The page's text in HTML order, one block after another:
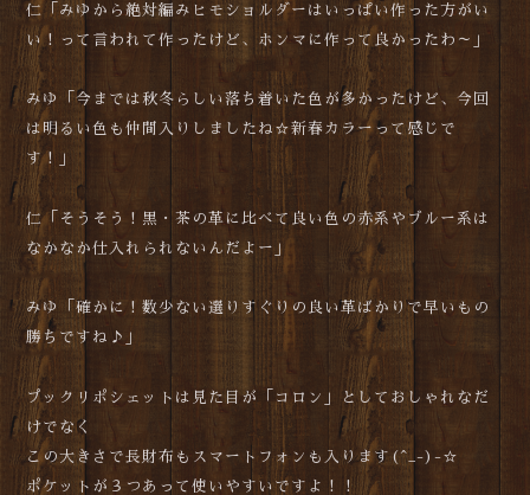
仁「みゆから絶対編みヒモショルダーはいっぱい作った方がい
い！って言われて作ったけど、ホンマに作って良かったわ～」
みゆ「今までは秋冬らしい落ち着いた色が多かったけど、今回
は明るい色も仲間入りしましたね☆新春カラーって感じで
す！」
仁「そうそう！黒・茶の革に比べて良い色の赤系やブルー系は
なかなか仕入れられないんだよー」
みゆ「確かに！数少ない選りすぐりの良い革ばかりで早いもの
勝ちですね♪」
プックリポシェットは見た目が「コロン」としておしゃれなだ
けでなく
この大きさで長財布もスマートフォンも入ります(^_-)-☆
ポケットが３つあって使いやすいですよ！！